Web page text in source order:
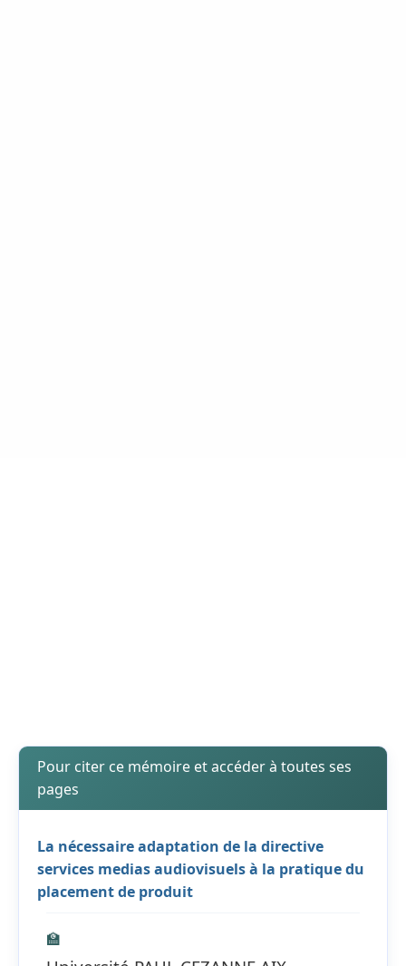
Pour citer ce mémoire et accéder à toutes ses
pages
La nécessaire adaptation de la directive
services medias audiovisuels à la pratique du
placement de produit
🏫